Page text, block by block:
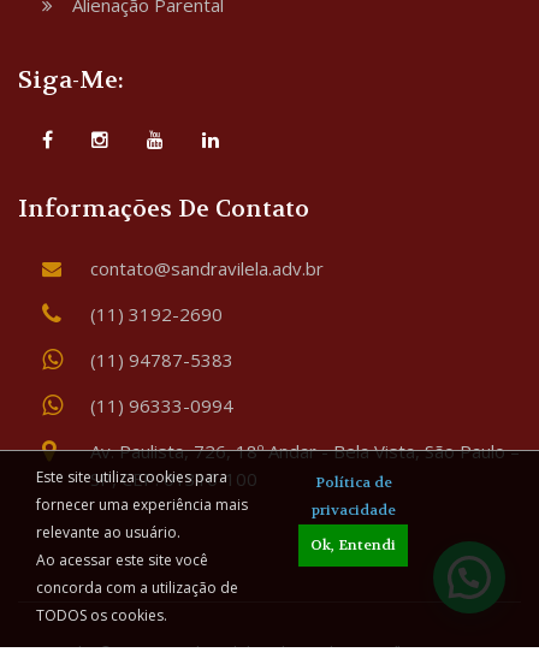
Siga-Me:
Informações De Contato
contato@sandravilela.adv.br
(11) 3192-2690
(11) 94787-5383
(11) 96333-0994
Av. Paulista, 726, 18º Andar - Bela Vista, São Paulo –
SP, CEP: 01310-100
Copyright © 2026 Sandra Vilela Advogada - Família & Sucessões
Este site utiliza cookies para
fornecer uma experiência mais
relevante ao usuário.
Ao acessar este site você
concorda com a utilização de
TODOS os cookies.
Política de
privacidade
Ok, Entendi